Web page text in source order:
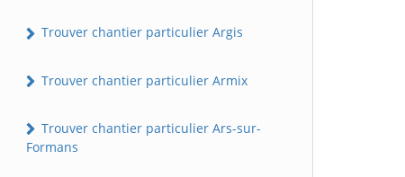
Trouver chantier particulier Argis
Trouver chantier particulier Armix
Trouver chantier particulier Ars-sur-
Formans